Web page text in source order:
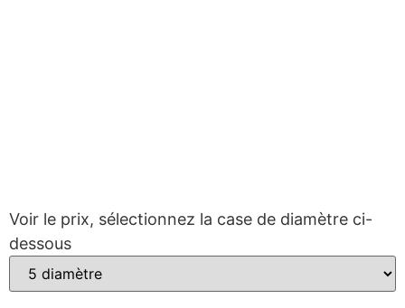
Voir le prix, sélectionnez la case de diamètre ci-
dessous